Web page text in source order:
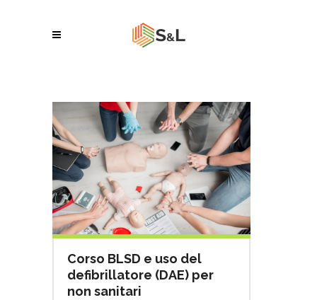
Corso BLSD e uso del
defibrillatore (DAE) per
non sanitari